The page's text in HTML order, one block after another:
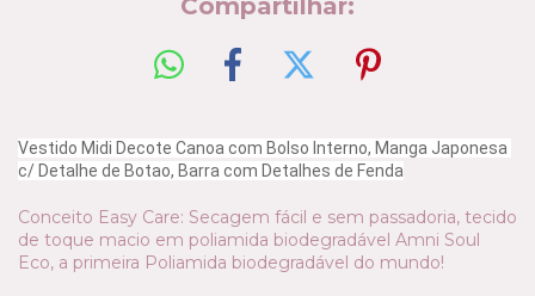
Compartilhar:
Vestido Midi Decote Canoa com Bolso Interno, Manga Japonesa
c/ Detalhe de Botao, Barra com Detalhes de Fenda
Conceito Easy Care: Secagem fácil e sem passadoria, tecido
de toque macio em poliamida biodegradável Amni Soul
Eco, a primeira Poliamida biodegradável do mundo!